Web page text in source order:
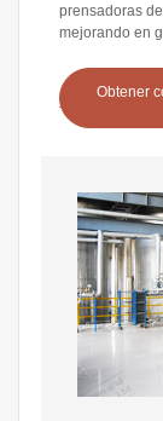
prensadoras
mejorando en
Obtener